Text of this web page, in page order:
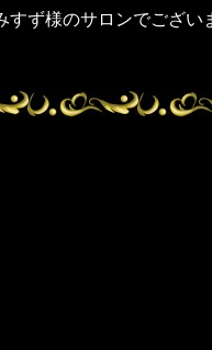
すず様のサロンでござい